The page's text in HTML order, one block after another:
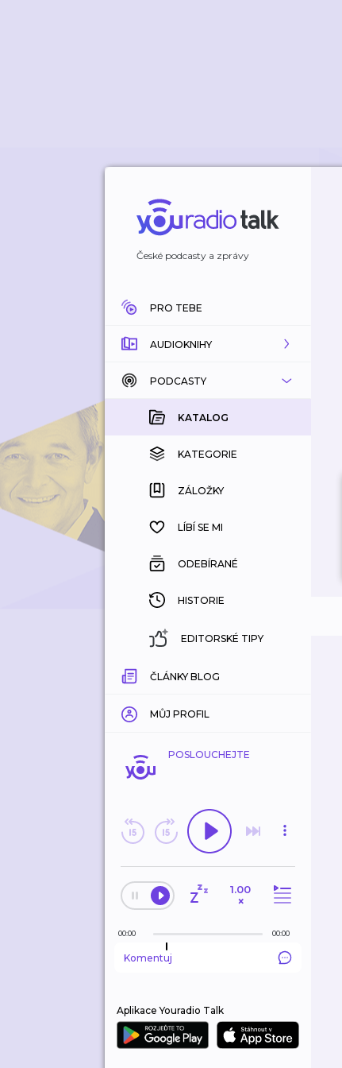
České podcasty a zprávy
PRO TEBE
AUDIOKNIHY
KATALOG
KOUPENÉ
KATEGORIE
ZÁLOŽKY
HISTORIE
PODCASTY
KATALOG
KATEGORIE
ZÁLOŽKY
LÍBÍ SE MI
ODEBÍRANÉ
HISTORIE
EDITORSKÉ TIPY
ČLÁNKY BLOG
MŮJ PROFIL
POSLOUCHEJTE
1.00
×
00:00 00:00
Komentuj
Aplikace Youradio Talk